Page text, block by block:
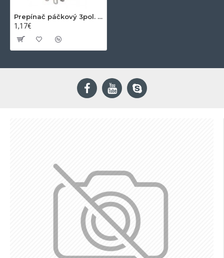
Prepínač páčkový 3pol. 6pin (ON)-OFF-(ON)
1,17€